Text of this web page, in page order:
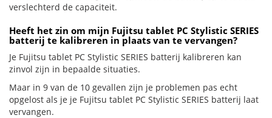
verslechterd de capaciteit.
Heeft het zin om mijn Fujitsu tablet PC Stylistic SERIES
batterij te kalibreren in plaats van te vervangen?
Je Fujitsu tablet PC Stylistic SERIES batterij kalibreren kan
zinvol zijn in bepaalde situaties.
Maar in 9 van de 10 gevallen zijn je problemen pas echt
opgelost als je je Fujitsu tablet PC Stylistic SERIES batterij laat
vervangen.